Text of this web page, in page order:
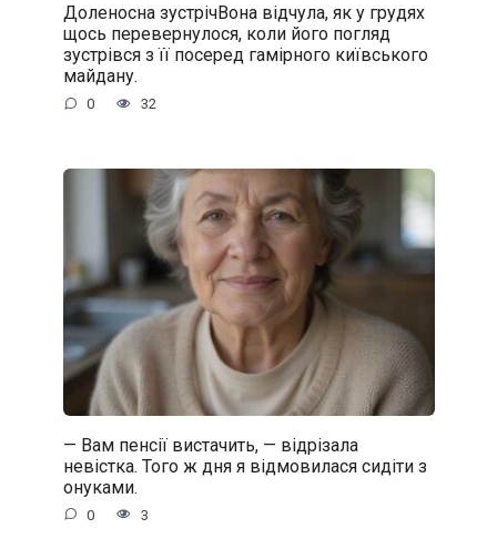
Доленосна зустрічВона відчула, як у грудях
щось перевернулося, коли його погляд
зустрівся з її посеред гамірного київського
майдану.
0 32
— Вам пенсії вистачить, — відрізала
невістка. Того ж дня я відмовилася сидіти з
онуками.
0 3